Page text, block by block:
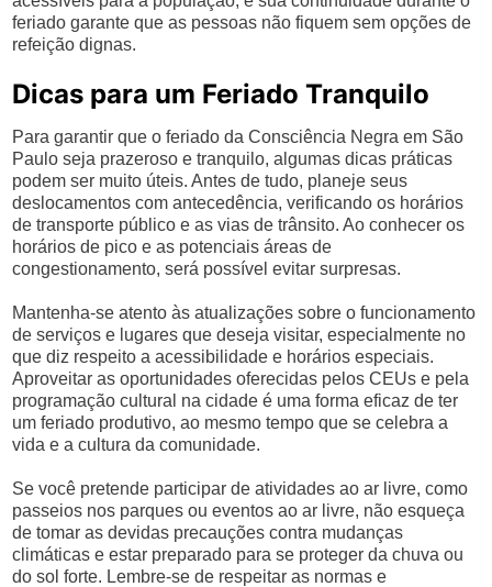
feriado garante que as pessoas não fiquem sem opções de
refeição dignas.
Dicas para um Feriado Tranquilo
Para garantir que o feriado da Consciência Negra em São
Paulo seja prazeroso e tranquilo, algumas dicas práticas
podem ser muito úteis. Antes de tudo, planeje seus
deslocamentos com antecedência, verificando os horários
de transporte público e as vias de trânsito. Ao conhecer os
horários de pico e as potenciais áreas de
congestionamento, será possível evitar surpresas.
Mantenha-se atento às atualizações sobre o funcionamento
de serviços e lugares que deseja visitar, especialmente no
que diz respeito a acessibilidade e horários especiais.
Aproveitar as oportunidades oferecidas pelos CEUs e pela
programação cultural na cidade é uma forma eficaz de ter
um feriado produtivo, ao mesmo tempo que se celebra a
vida e a cultura da comunidade.
Se você pretende participar de atividades ao ar livre, como
passeios nos parques ou eventos ao ar livre, não esqueça
de tomar as devidas precauções contra mudanças
climáticas e estar preparado para se proteger da chuva ou
do sol forte. Lembre-se de respeitar as normas e